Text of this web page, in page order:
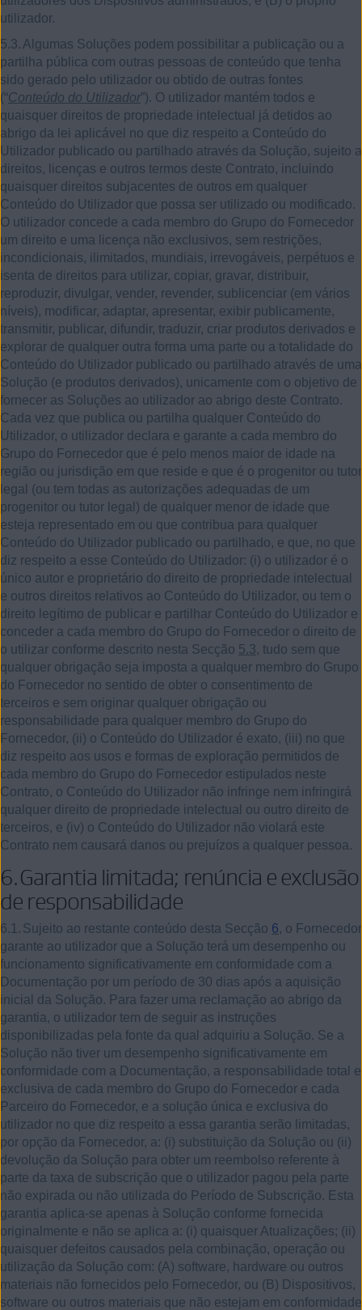
utilizador.
5.3. Algumas Soluções podem possibilitar a publicação ou a
partilha pública com outras pessoas de conteúdo que tenha
sido gerado pelo utilizador ou obtido de outras fontes
(“Conteúdo do Utilizador”). O utilizador mantém todos e
quaisquer direitos de propriedade intelectual já detidos ao
abrigo da lei aplicável no que diz respeito a Conteúdo do
Utilizador publicado ou partilhado através da Solução, sujeito a
direitos, licenças e outros termos deste Contrato, incluindo
quaisquer direitos subjacentes de outros em qualquer
Conteúdo do Utilizador que possa ser utilizado ou modificado.
O utilizador concede a cada membro do Grupo do Fornecedor
um direito e uma licença não exclusivos, sem restrições,
incondicionais, ilimitados, mundiais, irrevogáveis, perpétuos e
isenta de direitos para utilizar, copiar, gravar, distribuir,
reproduzir, divulgar, vender, revender, sublicenciar (em vários
níveis), modificar, adaptar, apresentar, exibir publicamente,
transmitir, publicar, difundir, traduzir, criar produtos derivados e
explorar de qualquer outra forma uma parte ou a totalidade do
Conteúdo do Utilizador publicado ou partilhado através de uma
Solução (e produtos derivados), unicamente com o objetivo de
fornecer as Soluções ao utilizador ao abrigo deste Contrato.
Cada vez que publica ou partilha qualquer Conteúdo do
Utilizador, o utilizador declara e garante a cada membro do
Grupo do Fornecedor que é pelo menos maior de idade na
região ou jurisdição em que reside e que é o progenitor ou tutor
legal (ou tem todas as autorizações adequadas de um
progenitor ou tutor legal) de qualquer menor de idade que
esteja representado em ou que contribua para qualquer
Conteúdo do Utilizador publicado ou partilhado, e que, no que
diz respeito a esse Conteúdo do Utilizador: (i) o utilizador é o
único autor e proprietário do direito de propriedade intelectual
e outros direitos relativos ao Conteúdo do Utilizador, ou tem o
direito legítimo de publicar e partilhar Conteúdo do Utilizador e
conceder a cada membro do Grupo do Fornecedor o direito de
o utilizar conforme descrito nesta Secção 5.3, tudo sem que
qualquer obrigação seja imposta a qualquer membro do Grupo
do Fornecedor no sentido de obter o consentimento de
terceiros e sem originar qualquer obrigação ou
responsabilidade para qualquer membro do Grupo do
Fornecedor, (ii) o Conteúdo do Utilizador é exato, (iii) no que
diz respeito aos usos e formas de exploração permitidos de
cada membro do Grupo do Fornecedor estipulados neste
Contrato, o Conteúdo do Utilizador não infringe nem infringirá
qualquer direito de propriedade intelectual ou outro direito de
terceiros, e (iv) o Conteúdo do Utilizador não violará este
Contrato nem causará danos ou prejuízos a qualquer pessoa.
6.Garantia limitada; renúncia e exclusão
de responsabilidade
6.1. Sujeito ao restante conteúdo desta Secção 6, o Fornecedor
garante ao utilizador que a Solução terá um desempenho ou
funcionamento significativamente em conformidade com a
Documentação por um período de 30 dias após a aquisição
inicial da Solução. Para fazer uma reclamação ao abrigo da
garantia, o utilizador tem de seguir as instruções
disponibilizadas pela fonte da qual adquiriu a Solução. Se a
Solução não tiver um desempenho significativamente em
conformidade com a Documentação, a responsabilidade total e
exclusiva de cada membro do Grupo do Fornecedor e cada
Parceiro do Fornecedor, e a solução única e exclusiva do
utilizador no que diz respeito a essa garantia serão limitadas,
por opção da Fornecedor, a: (i) substituição da Solução ou (ii)
devolução da Solução para obter um reembolso referente à
parte da taxa de subscrição que o utilizador pagou pela parte
não expirada ou não utilizada do Período de Subscrição. Esta
garantia aplica-se apenas à Solução conforme fornecida
originalmente e não se aplica a: (i) quaisquer Atualizações; (ii)
quaisquer defeitos causados pela combinação, operação ou
utilização da Solução com: (A) software, hardware ou outros
materiais não fornecidos pelo Fornecedor, ou (B) Dispositivos,
software ou outros materiais que não estejam em conformidade